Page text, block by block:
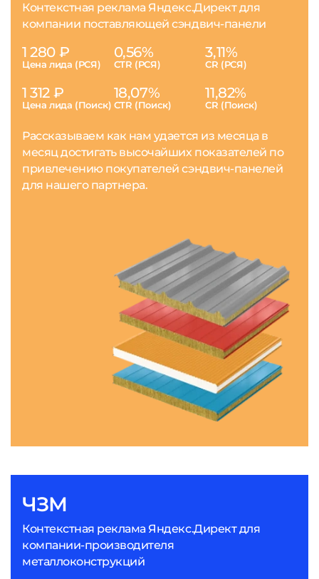
ЧЗМ
Контекстная реклама Яндекс.Директ для
компании-производителя
металлоконструкций
Контекстная реклама Яндекс.Директ для
компании поставляющей сэндвич-панели
1 280 ₽
Цена лида (РСЯ)
0,56%
CTR (РСЯ)
3,11%
CR (РСЯ)
1 312 ₽
Цена лида (Поиск)
18,07%
CTR (Поиск)
11,82%
CR (Поиск)
Рассказываем как нам удается из месяца в
месяц достигать высочайших показателей по
привлечению покупателей сэндвич-панелей
для нашего партнера.